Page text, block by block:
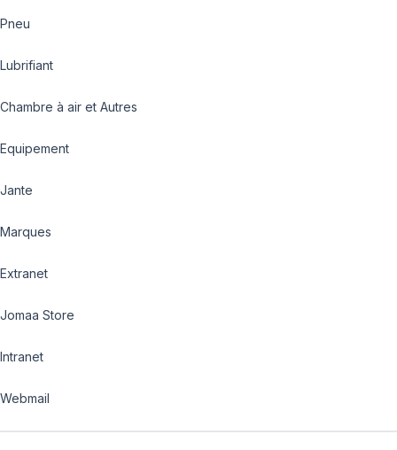
Pneu
Lubrifiant
Chambre à air et Autres
Equipement
Jante
Marques
Extranet
Jomaa Store
Intranet
Webmail